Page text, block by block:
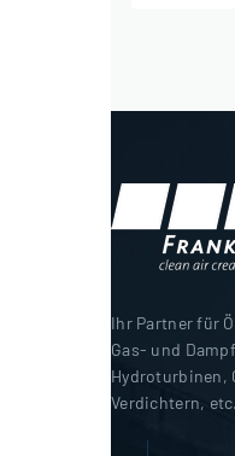
Ihr Partner für
Gas- und
Hydroturbinen,
Verdichtern, etc.